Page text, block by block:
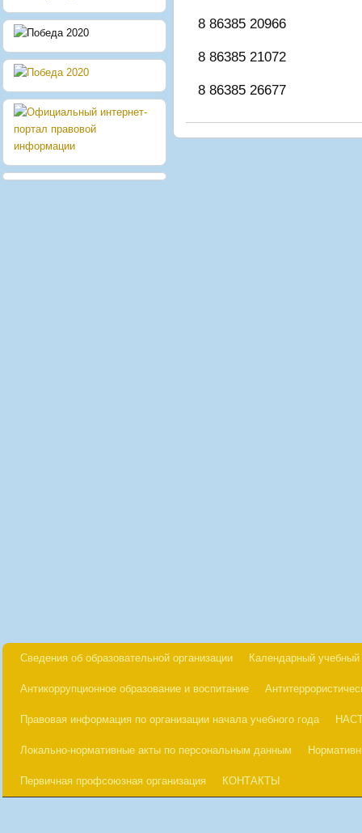
8 86385 20966
8 86385 21072
8 86385 26677
Сведения об образовательной организации Календарный
Антикоррупционное образование и воспитание
Правовая информация по организации начала учебного года
Локально-нормативные акты по персональным данным
Первичная профсоюзная организация КОНТАКТЫ